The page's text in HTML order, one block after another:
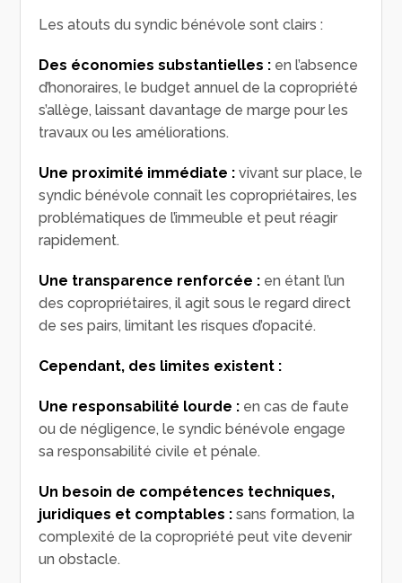
Les atouts du syndic bénévole sont clairs :
Des économies substantielles : en l’absence
d’honoraires, le budget annuel de la copropriété
s’allège, laissant davantage de marge pour les
travaux ou les améliorations.
Une proximité immédiate : vivant sur place, le
syndic bénévole connaît les copropriétaires, les
problématiques de l’immeuble et peut réagir
rapidement.
Une transparence renforcée : en étant l’un
des copropriétaires, il agit sous le regard direct
de ses pairs, limitant les risques d’opacité.
Cependant, des limites existent :
Une responsabilité lourde : en cas de faute
ou de négligence, le syndic bénévole engage
sa responsabilité civile et pénale.
Un besoin de compétences techniques,
juridiques et comptables : sans formation, la
complexité de la copropriété peut vite devenir
un obstacle.